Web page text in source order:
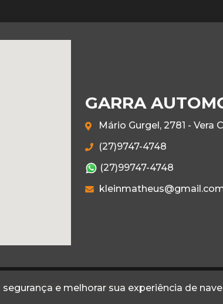
e melhorar sua experiência de
GARRA
Mário Gurgel, 2781 - Vera
(27)9747-4748
(27)99747-4748
Termos Privacidade